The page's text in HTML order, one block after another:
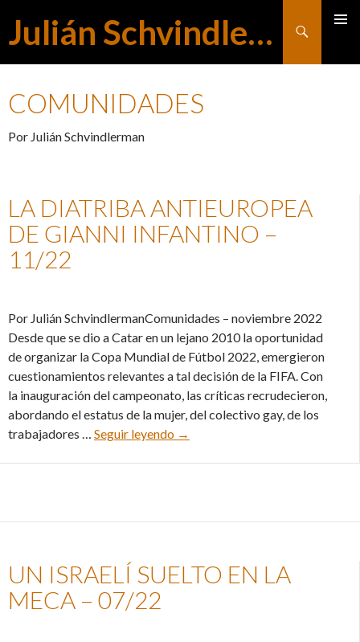
Julián Schvindlerman
Buscar
COMUNIDADES
Por Julián Schvindlerman
LA DIATRIBA ANTIEUROPEA
DE GIANNI INFANTINO –
11/22
Por Julián SchvindlermanComunidades – noviembre 2022
Desde que se dio a Catar en un lejano 2010 la oportunidad
de organizar la Copa Mundial de Fútbol 2022, emergieron
cuestionamientos relevantes a tal decisión de la FIFA. Con
la inauguración del campeonato, las críticas recrudecieron,
abordando el estatus de la mujer, del colectivo gay, de los
trabajadores … Seguir leyendo La diatriba antieuropea de
→
UN ISRAELÍ SUELTO EN LA
MECA – 07/22